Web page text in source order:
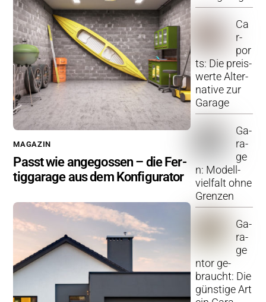
MA­GA­ZIN
Passt wie an­ge­gos­sen – die Fer­
tig­ga­ra­ge aus dem Kon­fi­gu­ra­tor
Ca
r­
por
ts: Die preis­
wer­te Al­ter­
na­ti­ve zur
Ga­ra­ge
Ga­
ra­
ge
n: Mo­dell­
viel­falt ohne
Gren­zen
Ga­
ra­
ge
n­tor ge­
braucht: Die
güns­ti­ge Art